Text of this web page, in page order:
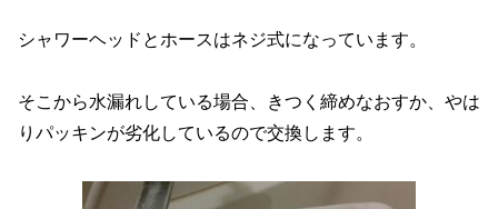
シャワーヘッドとホースはネジ式になっています。
そこから水漏れしている場合、きつく締めなおすか、やは
りパッキンが劣化しているので交換します。